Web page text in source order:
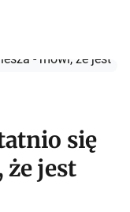
się
jest